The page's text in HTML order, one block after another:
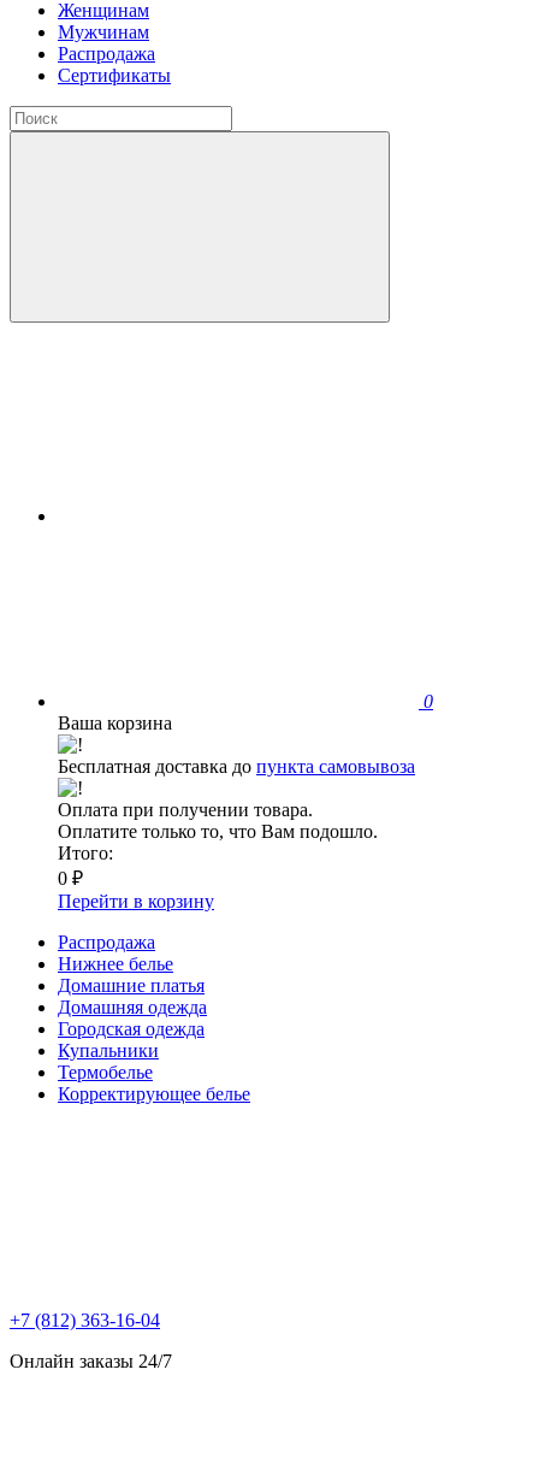
Женщинам
Мужчинам
Распродажа
Сертификаты
0
Ваша корзина
Бесплатная доставка до пункта самовывоза
Оплата при получении товара.
Оплатите только то, что Вам подошло.
Итого:
0 ₽
Перейти в корзину
Распродажа
Нижнее белье
Домашние платья
Домашняя одежда
Городская одежда
Купальники
Термобелье
Корректирующее белье
+7 (812) 363-16-04
Онлайн заказы 24/7